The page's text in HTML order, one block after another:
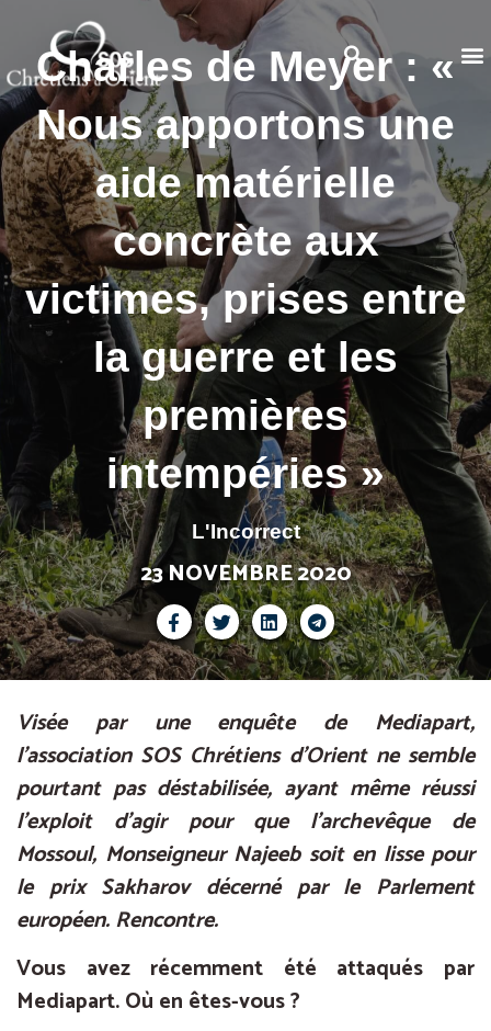
Charles de Meyer : «
Nous apportons une
aide matérielle
concrète aux
victimes, prises entre
la guerre et les
premières
intempéries »
L'Incorrect
23 NOVEMBRE 2020
Visée par une enquête de Mediapart,
l’association SOS Chrétiens d’Orient ne semble
pourtant pas déstabilisée, ayant même réussi
l’exploit d’agir pour que l’archevêque de
Mossoul, Monseigneur Najeebsoit en lisse pour
le prix Sakharov décerné par le Parlement
européen. Rencontre.
Vous avez récemment été attaqués par
Mediapart. Où en êtes-vous ?